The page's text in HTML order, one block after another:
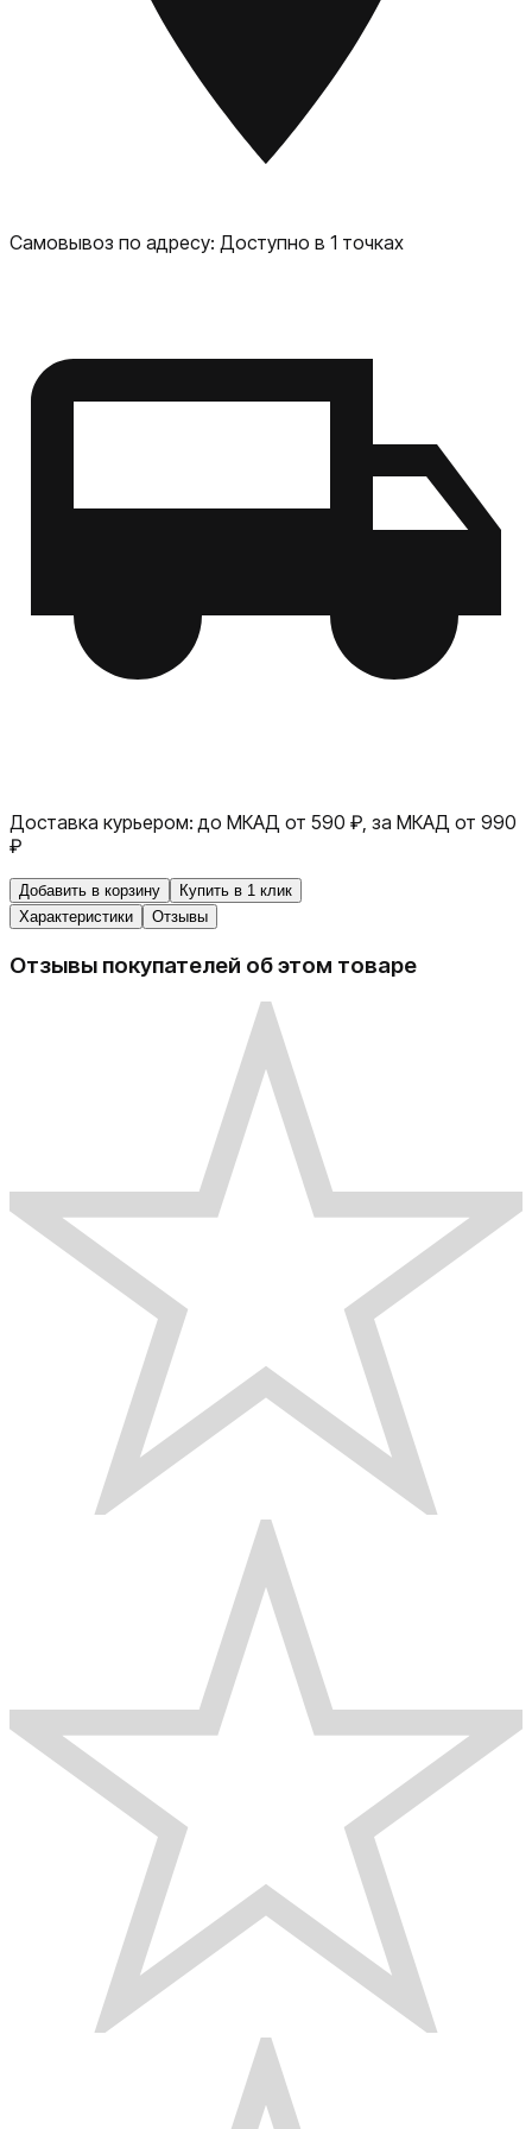
социальные сети — комфортный инструмент для
создания контента. Дизайн, защита и варианты
расцветки Доступные цвета корпуса: Infinite Black, Ultra
Violet, Sand Storm. Корпус защищён по стандартам IP68 /
IP69K — устойчив к пыли, воде, погружениям и даже
сильным водяным струям. Корпус и материалы
рассчитаны на долговечность: продуманный баланс
Самовывоз по адресу: Доступно в 1 точках
Доставка курьером: до МКАД от 590 ₽, за МКАД от 990
₽
Добавить в корзину
Купить в 1 клик
Характеристики
Отзывы
Отзывы покупателей об этом товаре